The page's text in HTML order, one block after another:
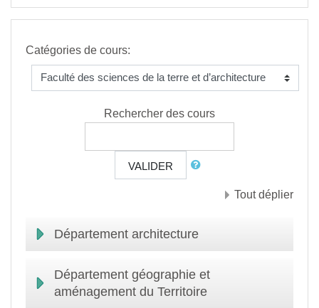
Catégories de cours:
Rechercher des cours
VALIDER
Tout déplier
Département architecture
Département géographie et
aménagement du Territoire